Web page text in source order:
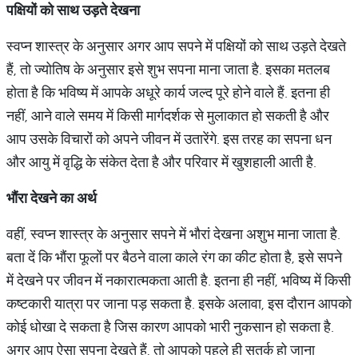
पक्षियों को साथ उड़ते देखना
स्वप्न शास्त्र के अनुसार अगर आप सपने में पक्षियों को साथ उड़ते देखते
हैं, तो ज्योतिष के अनुसार इसे शुभ सपना माना जाता है. इसका मतलब
होता है कि भविष्य में आपके अधूरे कार्य जल्द पूरे होने वाले हैं. इतना ही
नहीं, आने वाले समय में किसी मार्गदर्शक से मुलाकात हो सकती है और
आप उसके विचारों को अपने जीवन में उतारेंगे. इस तरह का सपना धन
और आयु में वृद्धि के संकेत देता है और परिवार में खुशहाली आती है.
भौंरा देखने का अर्थ
वहीं, स्वप्न शास्त्र के अनुसार सपने में भौरां देखना अशुभ माना जाता है.
बता दें कि भौंरा फूलों पर बैठने वाला काले रंग का कीट होता है, इसे सपने
में देखने पर जीवन में नकारात्मकता आती है. इतना ही नहीं, भविष्य में किसी
कष्टकारी यात्रा पर जाना पड़ सकता है. इसके अलावा, इस दौरान आपको
कोई धोखा दे सकता है जिस कारण आपको भारी नुकसान हो सकता है.
अगर आप ऐसा सपना देखते हैं, तो आपको पहले ही सतर्क हो जाना